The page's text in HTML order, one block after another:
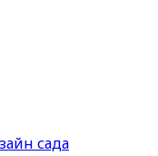
сада